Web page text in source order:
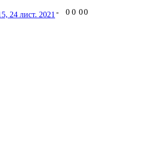
24 лист. 2021 - 0 0 00